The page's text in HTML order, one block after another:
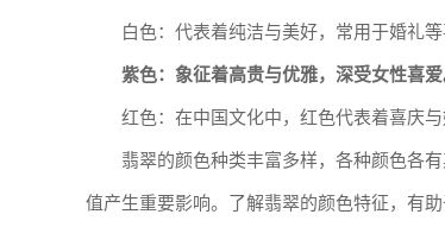
白色：代表着纯洁与美好，常用于婚礼等
紫色：象征着高贵与优雅，深受女性喜爱
红色：在中国文化中，红色代表着喜庆
翡翠的颜色种类丰富多样，各种颜色各
值产生重要影响。了解翡翠的颜色特征，有